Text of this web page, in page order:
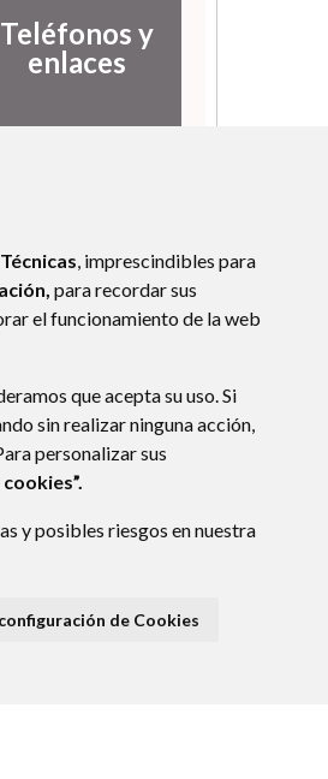
Técnicas, imprescindibles para
para recordar sus
el funcionamiento de la web
que acepta su uso. Si
sin realizar ninguna acción,
personalizar sus
y posibles riesgos en nuestra
de Cookies
Teléfonos y
enlaces